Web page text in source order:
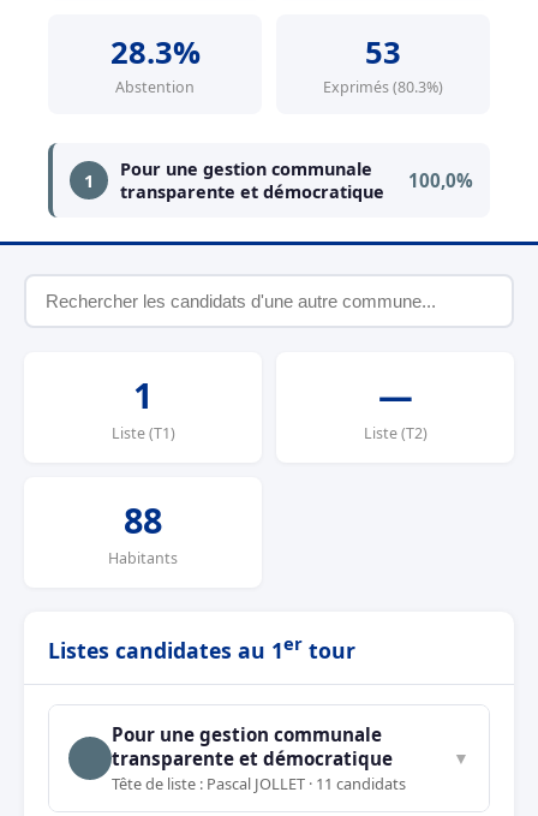
28.3%
Abstention
53
Exprimés (80.3%)
1
Pour une gestion communale
transparente et démocratique
100,0%
1
Liste (T1)
—
Liste (T2)
88
Habitants
Listes candidates au 1er tour
Pour une gestion communale
transparente et démocratique
Tête de liste : Pascal JOLLET · 11 candidats
▼